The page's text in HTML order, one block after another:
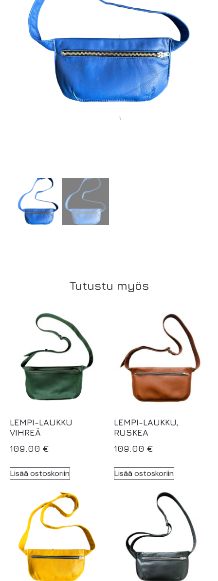
Tutustu myös
LEMPI-LAUKKU
VIHREÄ
109.00 €
Lisää ostoskoriin
LEMPI-LAUKKU,
RUSKEA
109.00 €
Lisää ostoskoriin